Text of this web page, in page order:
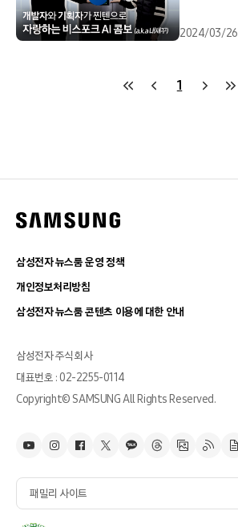
2024/03/26
1
삼성전자 뉴스룸 운영 정책
개인정보처리방침
삼성전자 뉴스룸 콘텐츠 이용에 대한 안내
삼성전자 주식회사
대표번호 : 02-2255-0114
Copyright© SAMSUNG All Rights Reserved.
패밀리 사이트